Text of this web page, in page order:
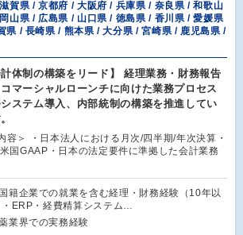
賀県 / 京都府 / 大阪府 / 兵庫県 / 奈良県 / 和歌山
山県 / 広島県 / 山口県 / 徳島県 / 香川県 / 愛媛県
県 / 長崎県 / 熊本県 / 大分県 / 宮崎県 / 鹿児島県 /
計体制の構築をリード】 経理業務・財務報告
マーシャルローンチに向けた業務プロセス
ステム導入、内部統制の構築を推進してい
容＞ ・日本法人における月次/四半期/年次決算・
国GAAP・日本の法定要件に準拠した会計業務
国籍企業での就業を含む経理・財務経験（10年以
ERP・経費精算システム…
業界での実務経験